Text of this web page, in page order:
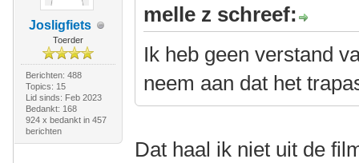
Josligfiets
Toerder
Berichten: 488
Topics: 15
Lid sinds: Feb 2023
Bedankt: 168
924 x bedankt in 457
berichten
melle z schreef:
Ik heb geen verstand
neem aan dat het
Dat haal ik niet uit de